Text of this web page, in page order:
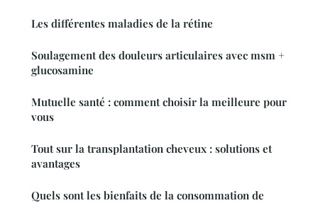
Les différentes maladies de la rétine
Soulagement des douleurs articulaires avec msm +
glucosamine
Mutuelle santé : comment choisir la meilleure pour
vous
Tout sur la transplantation cheveux : solutions et
avantages
Quels sont les bienfaits de la consommation de